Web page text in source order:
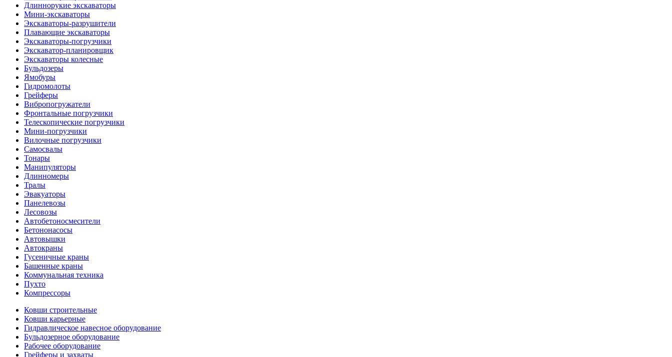
Длиннорукие экскаваторы
Мини-экскаваторы
Экскаваторы-разрушители
Плавающие экскаваторы
Экскаваторы-погрузчики
Экскаватор-планировщик
Экскаваторы колесные
Бульдозеры
Ямобуры
Гидромолоты
Грейферы
Вибро­погружатели
Фронтальные погрузчики
Телескопические погрузчики
Мини-погрузчики
Вилочные погрузчики
Самосвалы
Тонары
Манипуляторы
Длинномеры
Тралы
Эвакуаторы
Панелевозы
Лесовозы
Автобетоно­смесители
Бетононасосы
Автовышки
Автокраны
Гусеничные краны
Башенные краны
Коммунальная техника
Пухто
Компрессоры
Ковши строительные
Ковши карьерные
Гидравлическое навесное оборудование
Бульдозерное оборудование
Рабочее оборудование
Грейферы и захваты